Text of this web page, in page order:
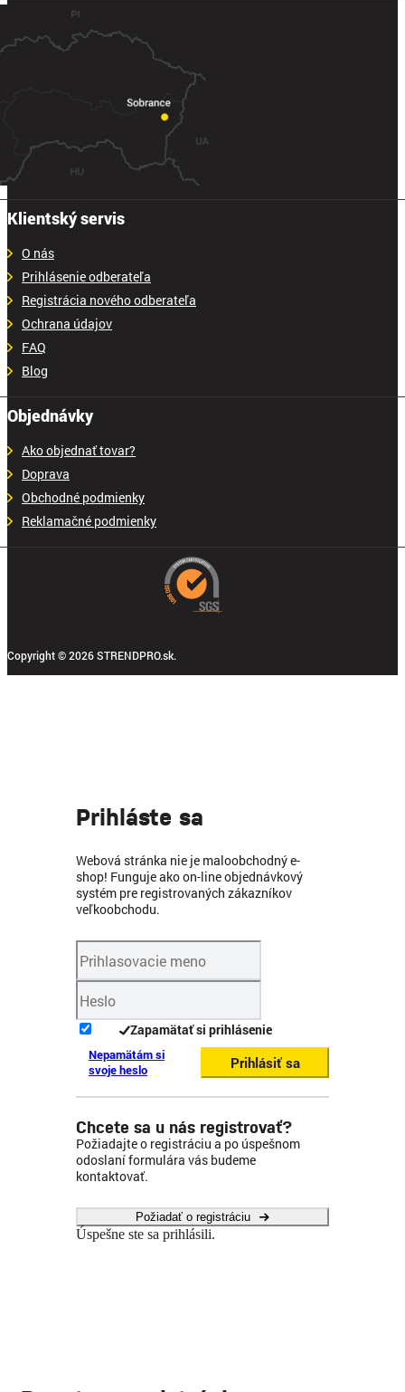
Klientský servis
O nás
Prihlásenie odberateľa
Registrácia nového odberateľa
Ochrana údajov
FAQ
Blog
Objednávky
Ako objednať tovar?
Doprava
Obchodné podmienky
Reklamačné podmienky
Copyright © 2026 STRENDPRO.sk.
Prihláste sa
Webová stránka nie je maloobchodný e-
shop! Funguje ako on-line objednávkový
systém pre registrovaných zákazníkov
veľkoobchodu.
Zapamätať si prihlásenie
Nepamätám si
svoje heslo
Prihlásiť sa
Chcete sa u nás registrovať?
Požiadajte o registráciu a po úspešnom
odoslaní formulára vás budeme
kontaktovať.
Požiadať o registráciu
Úspešne ste sa prihlásili.